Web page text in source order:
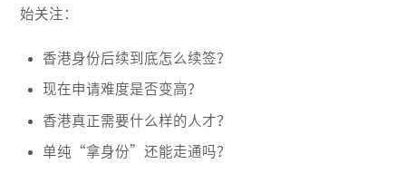
始关注：
香港身份后续到底怎么续签？
现在申请难度是否变高？
香港真正需要什么样的人才？
单纯“拿身份”还能走通吗？